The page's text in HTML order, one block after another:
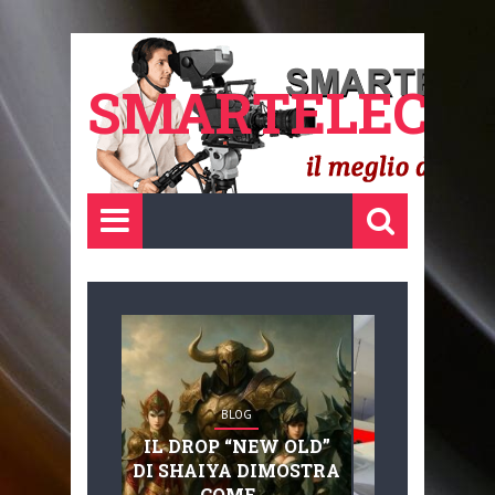
BLOG
IL DROP “NEW OLD”
DI SHAIYA DIMOSTRA